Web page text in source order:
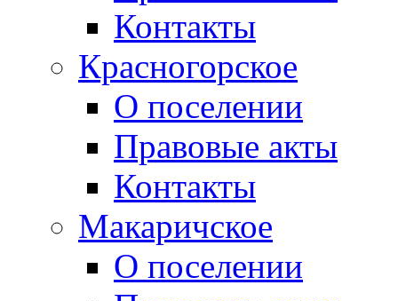
Контакты
Красногорское
О поселении
Правовые акты
Контакты
Макаричское
О поселении